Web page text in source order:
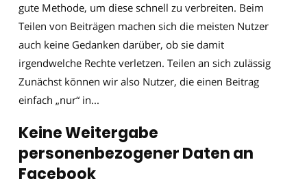
gute Methode, um diese schnell zu verbreiten. Beim
Teilen von Beiträgen machen sich die meisten Nutzer
auch keine Gedanken darüber, ob sie damit
irgendwelche Rechte verletzen. Teilen an sich zulässig
Zunächst können wir also Nutzer, die einen Beitrag
einfach „nur“ in...
Keine Weitergabe
personenbezogener Daten an
Facebook